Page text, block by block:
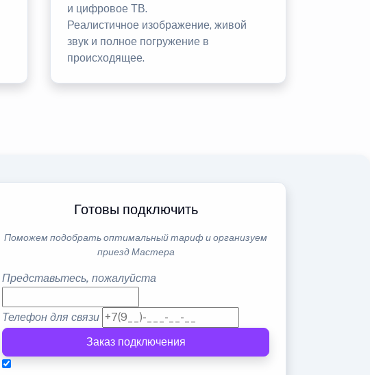
и цифровое ТВ.
Реалистичное изображение, живой
звук и полное погружение в
происходящее.
Готовы подключить
Поможем подобрать оптимальный тариф и организуем
приезд Мастера
Представьтесь, пожалуйста
Телефон для связи
Заказ подключения